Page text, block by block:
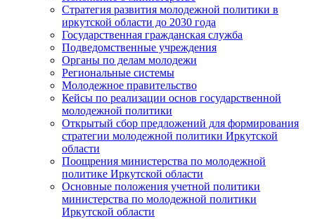
Стратегия развития молодежной политики в
иркутской области до 2030 года
Государственная гражданская служба
Подведомственные учреждения
Органы по делам молодежи
Региональные системы
Молодежное правительство
Кейсы по реализации основ государственной
молодежной политики
Открытый сбор предложений для формирования
стратегии молодежной политики Иркутской
области
Поощрения министерства по молодежной
политике Иркутской области
Основные положения учетной политики
министерства по молодежной политики
Иркутской области